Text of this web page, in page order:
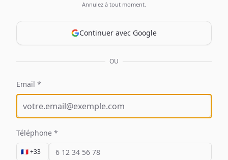
Annulez à tout moment.
Continuer avec Google
OU
Email *
Téléphone *